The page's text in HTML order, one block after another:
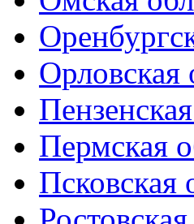
Орловская
Пермская
Псковская